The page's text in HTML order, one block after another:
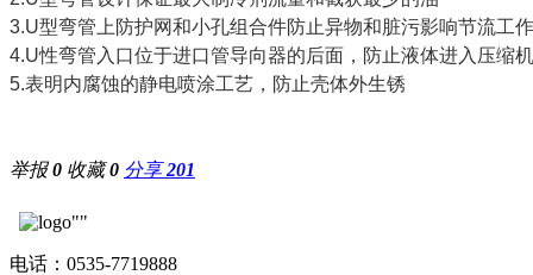
3.U型弯管上防护网和小孔组合件防止异物和脏污影响节流工作
4.U性弯管入口位于进口管导向器的后面，防止液体进入压缩
5.表明内腐蚀的静电喷涂工艺，防止壳体外生锈
举报0 收藏0 分享201
电话：0535-7719888